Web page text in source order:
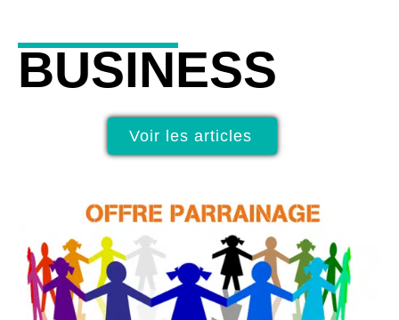
BUSINESS
Voir les articles